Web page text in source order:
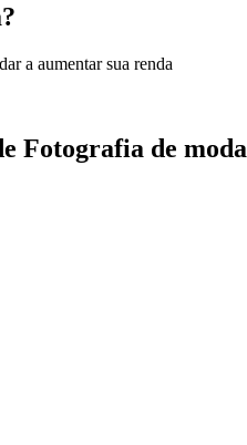
a aumentar sua renda
Fotografia de moda